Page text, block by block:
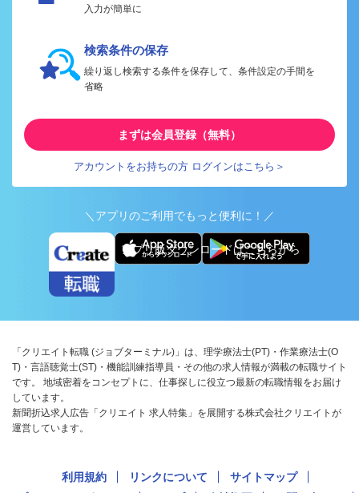
入力が簡単に
検索条件の保存
繰り返し検索する条件を保存して、条件設定の手間を
省略
まずは会員登録（無料）
アカウントをお持ちの方 ログインはこちら＞
＼アプリのご利用でもっと便利に！／
アプリ版ダウンロードはこちらから
「クリエイト転職 (ジョブターミナル)」は、理学療法士(PT)・作業療法士(O
T)・言語聴覚士(ST)・機能訓練指導員・その他の求人情報が満載の転職サイト
です。 地域密着をコンセプトに、仕事探しに役立つ最新の転職情報をお届け
しています。
新聞折込求人広告「クリエイト 求人特集」を展開する株式会社クリエイトが
運営しています。
利用規約 リンクについて
サイトマップ